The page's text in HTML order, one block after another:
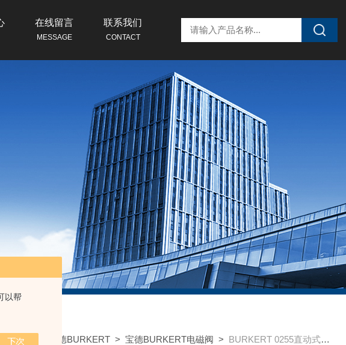
以帮
在线留言
MESSAGE
联系我们
CONTACT
心> 德国宝德BURKERT >宝德BURKERT电磁阀 > BURKERT 0255直动式电磁阀